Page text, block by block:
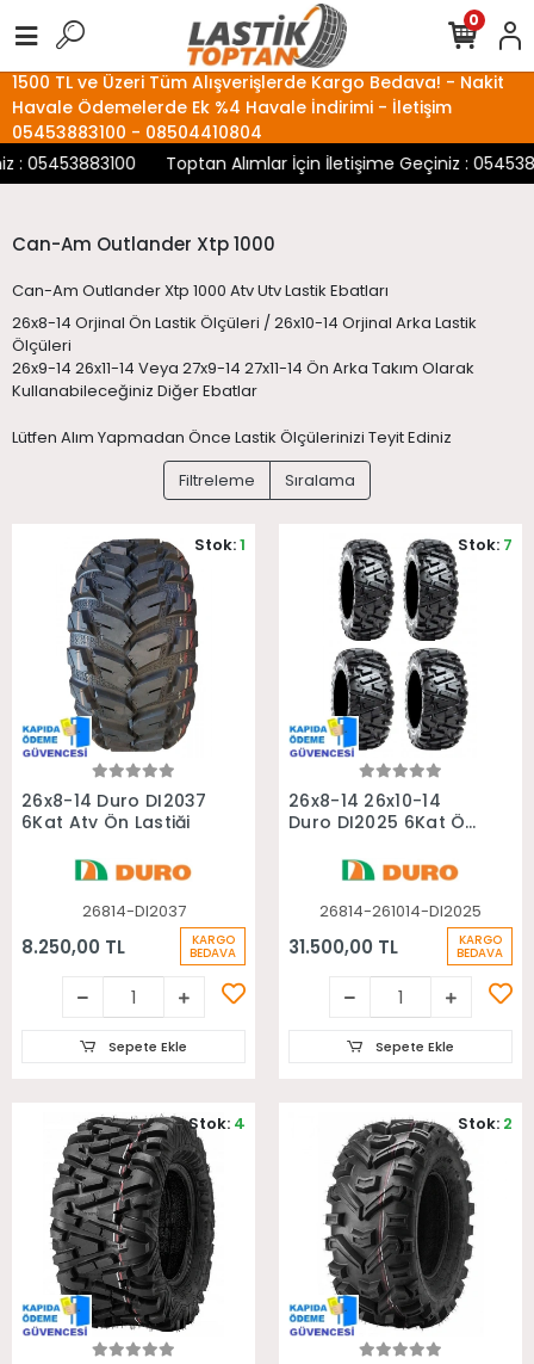
1500 TL ve Üzeri Tüm Alışverişlerde Kargo Bedava! - Nakit
Havale Ödemelerde Ek %4 Havale İndirimi - İletişim
05453883100 - 08504410804
Toptan Alımlar İçin İletişime Geçiniz :
0
Can-Am Outlander Xtp 1000
Can-Am Outlander Xtp 1000 Atv Utv Lastik Ebatları
26x8-14 Orjinal Ön Lastik Ölçüleri / 26x10-14 Orjinal Arka Lastik
Ölçüleri
26x9-14 26x11-14 Veya 27x9-14 27x11-14 Ön Arka Takım Olarak
Kullanabileceğiniz Diğer Ebatlar
Lütfen Alım Yapmadan Önce Lastik Ölçülerinizi Teyit Ediniz
Filtreleme
Sıralama
Sepete Ekle
26x8-14 Duro DI2037
6Kat Atv Ön Lastiği
26814-DI2037
8.250,00 TL KARGO
BEDAVA
Stok:1
Sepete Ekle
Sepete Ekle
26x8-14 26x10-14
Duro DI2025 6Kat Ön
Lastiği
26814-261014-DI2025
31.500,00 TL KARGO
BEDAVA
Stok: 7
Sepete Ekle
Stok: 4 Stok: 2